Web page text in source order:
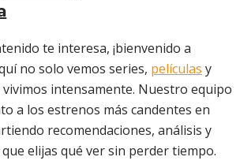
te interesa, ¡bienvenido a
no solo vemos series, películas y
intensamente. Nuestro equipo
a los estrenos más candentes en
recomendaciones, análisis y
elijas qué ver sin perder tiempo.